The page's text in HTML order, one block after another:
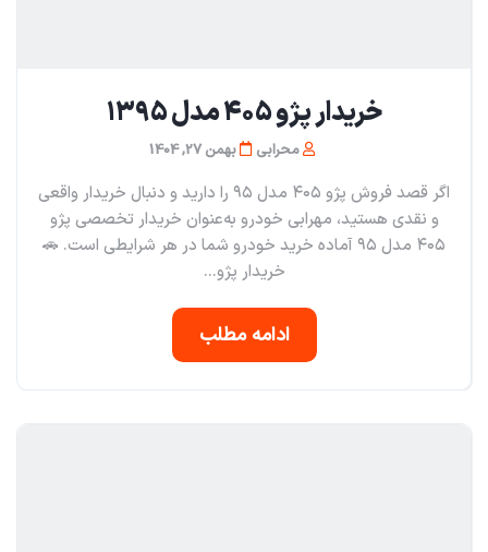
خریدار پژو ۴۰۵ مدل ۱۳۹۵
محرابی بهمن 27, 1404
اگر قصد فروش پژو ۴۰۵ مدل ۹۵ را دارید و دنبال خریدار واقعی
و نقدی هستید، مهرابی خودرو به‌عنوان خریدار تخصصی پژو
۴۰۵ مدل ۹۵ آماده خرید خودرو شما در هر شرایطی است. 🚗
خریدار پژو...
ادامه مطلب